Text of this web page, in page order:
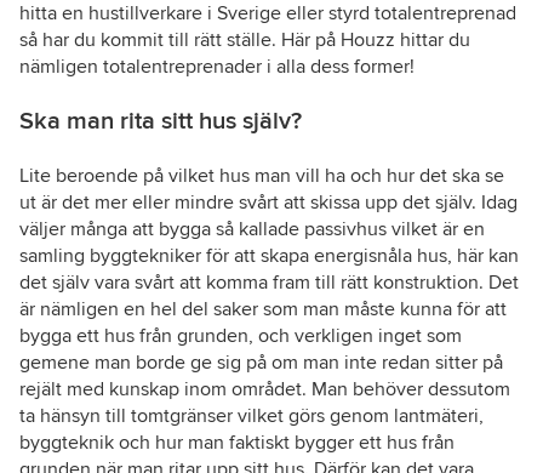
hitta en hustillverkare i Sverige eller styrd totalentreprenad
så har du kommit till rätt ställe. Här på Houzz hittar du
nämligen totalentreprenader i alla dess former!
Ska man rita sitt hus själv?
Lite beroende på vilket hus man vill ha och hur det ska se
ut är det mer eller mindre svårt att skissa upp det själv. Idag
väljer många att bygga så kallade passivhus vilket är en
samling byggtekniker för att skapa energisnåla hus, här kan
det själv vara svårt att komma fram till rätt konstruktion. Det
är nämligen en hel del saker som man måste kunna för att
bygga ett hus från grunden, och verkligen inget som
gemene man borde ge sig på om man inte redan sitter på
rejält med kunskap inom området. Man behöver dessutom
ta hänsyn till tomtgränser vilket görs genom lantmäteri,
byggteknik och hur man faktiskt bygger ett hus från